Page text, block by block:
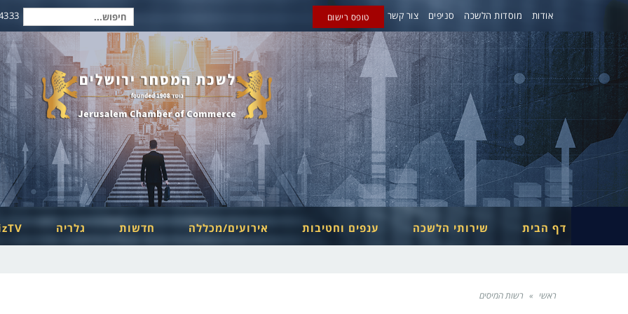
אודות מוסדות הלשכה סניפים צור קשר טופס רישום חיפוש
עבור:
דף הבית שירותי הלשכה ענפים וחטיבות אירועים/מכללה חדשות גלריה
ראשי » רשות המיסים